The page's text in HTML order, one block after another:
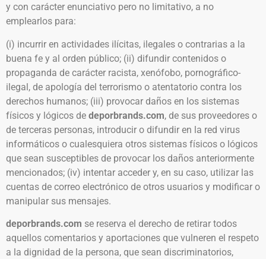
y con carácter enunciativo pero no limitativo, a no
emplearlos para:
(i) incurrir en actividades ilícitas, ilegales o contrarias a la
buena fe y al orden público; (ii) difundir contenidos o
propaganda de carácter racista, xenófobo, pornográfico-
ilegal, de apología del terrorismo o atentatorio contra los
derechos humanos; (iii) provocar daños en los sistemas
físicos y lógicos de deporbrands.com, de sus proveedores o
de terceras personas, introducir o difundir en la red virus
informáticos o cualesquiera otros sistemas físicos o lógicos
que sean susceptibles de provocar los daños anteriormente
mencionados; (iv) intentar acceder y, en su caso, utilizar las
cuentas de correo electrónico de otros usuarios y modificar o
manipular sus mensajes.
deporbrands.com se reserva el derecho de retirar todos
aquellos comentarios y aportaciones que vulneren el respeto
a la dignidad de la persona, que sean discriminatorios,